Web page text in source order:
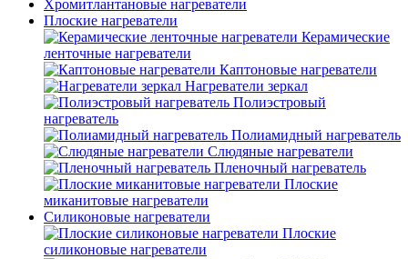
Хромитлантановые нагреватели
Плоские нагреватели
Керамические
ленточные нагреватели
Каптоновые нагреватели
Нагреватели зеркал
Полиэстровый
нагреватель
Полиамидный нагреватель
Слюдяные нагреватели
Пленочный нагреватель
Плоские
миканитовые нагреватели
Силиконовые нагреватели
Плоские
силиконовые нагреватели